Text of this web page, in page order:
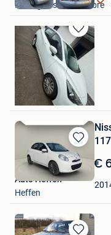
Montignies-Sur-Sambre
Bewaren
in
Mijn
Favorieten
Damien
Sint-Jans-Molenbeek
Bewaren
in
Mijn
Favorieten
€
Auto Heffen
Heffen